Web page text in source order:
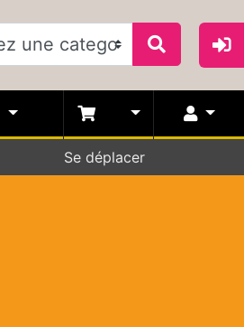
Se déplacer